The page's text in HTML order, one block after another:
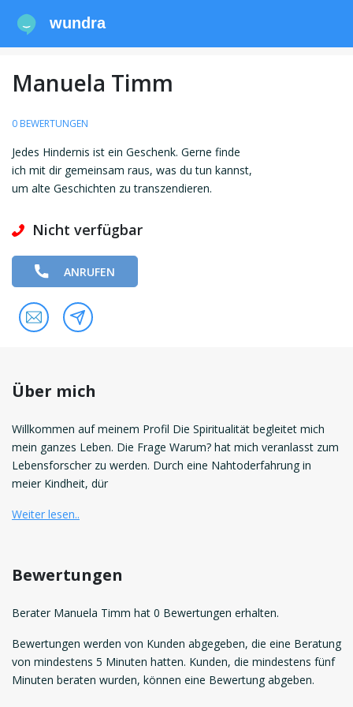
wundra
Manuela Timm
0 BEWERTUNGEN
Jedes Hindernis ist ein Geschenk. Gerne finde
ich mit dir gemeinsam raus, was du tun kannst,
um alte Geschichten zu transzendieren.
Nicht verfügbar
ANRUFEN
Über mich
Willkommen auf meinem Profil Die Spiritualität begleitet mich
mein ganzes Leben. Die Frage Warum? hat mich veranlasst zum
Lebensforscher zu werden. Durch eine Nahtoderfahrung in
meier Kindheit, dür
Weiter lesen..
Bewertungen
Berater Manuela Timm hat 0 Bewertungen erhalten.
Bewertungen werden von Kunden abgegeben, die eine Beratung
von mindestens 5 Minuten hatten. Kunden, die mindestens fünf
Minuten beraten wurden, können eine Bewertung abgeben.